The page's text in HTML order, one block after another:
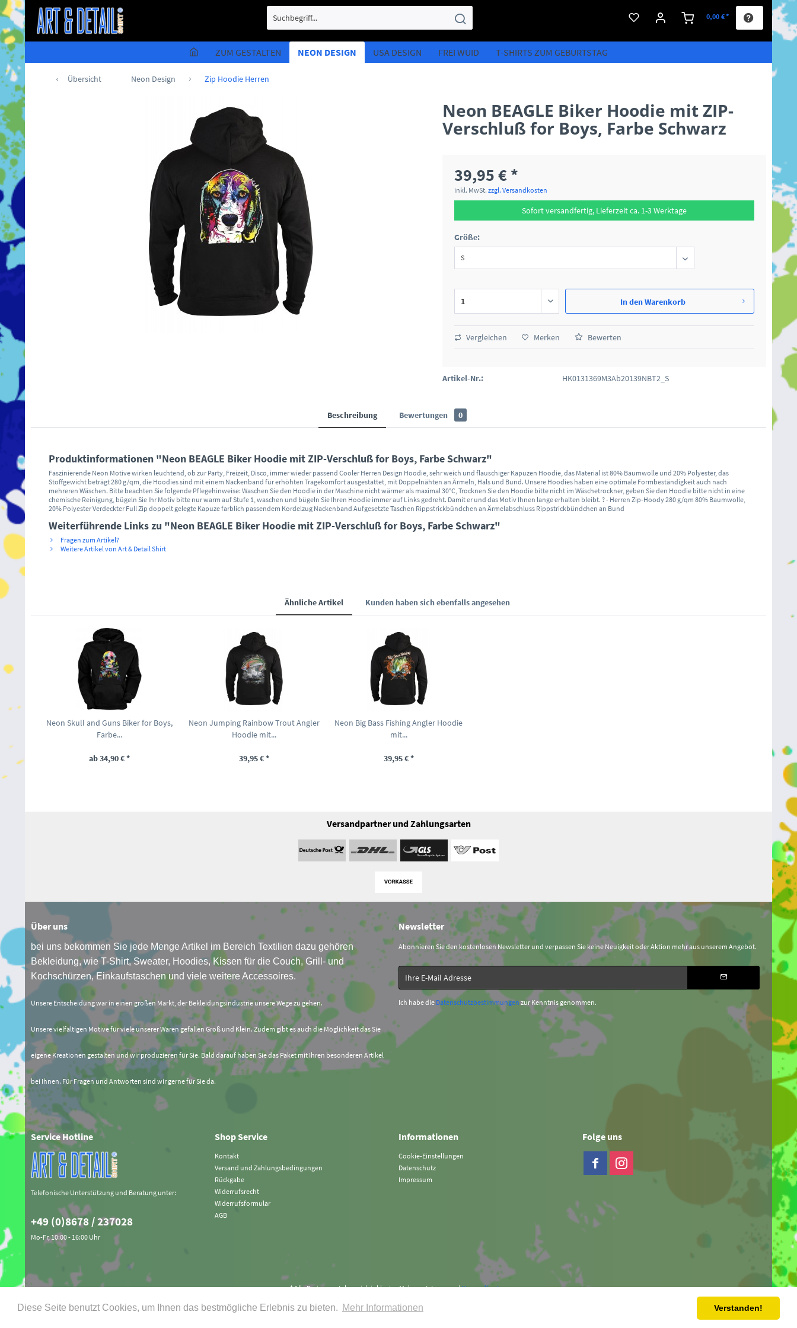
Diese Seite benutzt Cookies, um Ihnen das bestmögliche Erlebnis zu bieten. Mehr Informationen Verstanden!
0,00 € *
ZUM GESTALTEN NEON DESIGN USA DESIGN FREI WUID T-SHIRTS ZUM GEBURTSTAG
Übersicht Neon Design Zip Hoodie Herren
Neon BEAGLE Biker Hoodie mit ZIP-
Verschluß for Boys, Farbe Schwarz
39,95 € *
inkl. MwSt.zzgl. Versandkosten
Sofort versandfertig, Lieferzeit ca. 1-3 Werktage
Größe:
In denWarenkorb
Vergleichen Merken Bewerten
Artikel-Nr.: HK0131369M3Ab20139NBT2_S
Beschreibung Bewertungen 0
Produktinformationen "Neon BEAGLE Biker Hoodie mit ZIP-Verschluß for Boys, Farbe Schwarz"
Faszinierende Neon Motive wirken leuchtend, ob zur Party, Freizeit, Disco, immer wieder passend Cooler Herren Design Hoodie, sehr weich und flauschiger Kapuzen Hoodie, das Material ist 80% Baumwolle und 20% Polyester, das
Stoffgewicht beträgt 280 g/qm, die Hoodies sind mit einem Nackenband für erhöhten Tragekomfort ausgestattet, mit Doppelnähten an Ärmeln, Hals und Bund. Unsere Hoodies haben eine optimale Formbeständigkeit auch nach
mehreren Wäschen. Bitte beachten Sie folgende Pflegehinweise: Waschen Sie den Hoodie in der Maschine nicht wärmer als maximal 30°C, Trocknen Sie den Hoodie bitte nicht im Wäschetrockner, geben Sie den Hoodie bitte nicht in eine
chemische Reinigung, bügeln Sie Ihr Motiv bitte nur warm auf Stufe 1, waschen und bügeln Sie Ihren Hoodie immer auf Links gedreht. Damit er und das Motiv Ihnen lange erhalten bleibt. ? - Herren Zip-Hoody 280 g/qm 80% Baumwolle,
20% Polyester Verdeckter Full Zip doppelt gelegte Kapuze farblich passendem Kordelzug Nackenband Aufgesetzte Taschen Rippstrickbündchen an Ärmelabschluss Rippstrickbündchen an Bund
Weiterführende Links zu "Neon BEAGLE Biker Hoodie mit ZIP-Verschluß for Boys, Farbe Schwarz"
Fragen zum Artikel?
Weitere Artikel von Art & Detail Shirt
Ähnliche Artikel Kunden haben sich ebenfalls angesehen
Neon Skull and Guns Biker for Boys,
Farbe...
ab 34,90 € *
Neon Jumping Rainbow Trout Angler
Hoodie mit...
39,95 € *
Neon Big Bass Fishing Angler Hoodie
mit...
39,95 € *
Versandpartner und Zahlungsarten
Über uns
bei uns bekommen Sie jede Menge Artikel im Bereich Textilien dazu gehören
Bekleidung, wie T-Shirt, Sweater, Hoodies, Kissen für die Couch, Grill- und
Kochschürzen, Einkaufstaschen und viele weitere Accessoires.
Unsere Entscheidung war in einen großen Markt, der Bekleidungsindustrie unsere Wege zu gehen.
Unsere vielfältigen Motive für viele unserer Waren gefallen Groß und Klein. Zudem gibt es auch die Möglichkeit das Sie
eigene Kreationen gestalten und wir produzieren für Sie. Bald darauf haben Sie das Paket mit Ihren besonderen Artikel
bei Ihnen. Für Fragen und Antworten sind wir gerne für Sie da.
Newsletter
Abonnieren Sie den kostenlosen Newsletter und verpassen Sie keine Neuigkeit oder Aktion mehr aus unserem Angebot.
Ich habe die Datenschutzbestimmungenzur Kenntnis genommen.
Service Hotline
Telefonische Unterstützung und Beratung unter:
+49 (0)8678 / 237028
Mo-Fr, 10:00 - 16:00 Uhr
Shop Service
Kontakt
Versand und Zahlungsbedingungen
Rückgabe
Widerrufsrecht
Widerrufsformular
AGB
Informationen
Cookie-Einstellungen
Datenschutz
Impressum
Folge uns
* Alle Preise verstehen sich inklusive Mehrwertsteuer undVersandkosten
Art&Detail Shirt